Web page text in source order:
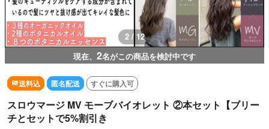
3 / 12
現在、 2名がこの商品を検討中です
送料込 匿名配送 すぐに購入可
スロウマージ MV モーブバイオレット ②本セット【ブリー
チとセットで5%割引き